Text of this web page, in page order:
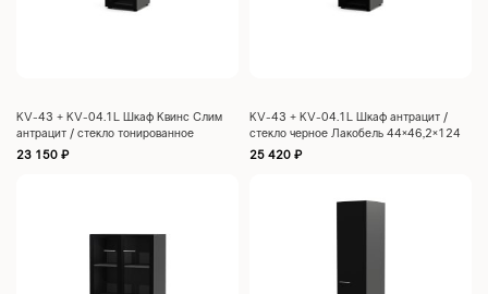
KV-43 + KV-04.1L Шкаф Квинс Слим
антрацит / стекло тонированное
44×46,2×124
23 150 ₽
KV-43 + KV-04.1L Шкаф антрацит /
стекло черное Лакобель 44×46,2×124
25 420 ₽